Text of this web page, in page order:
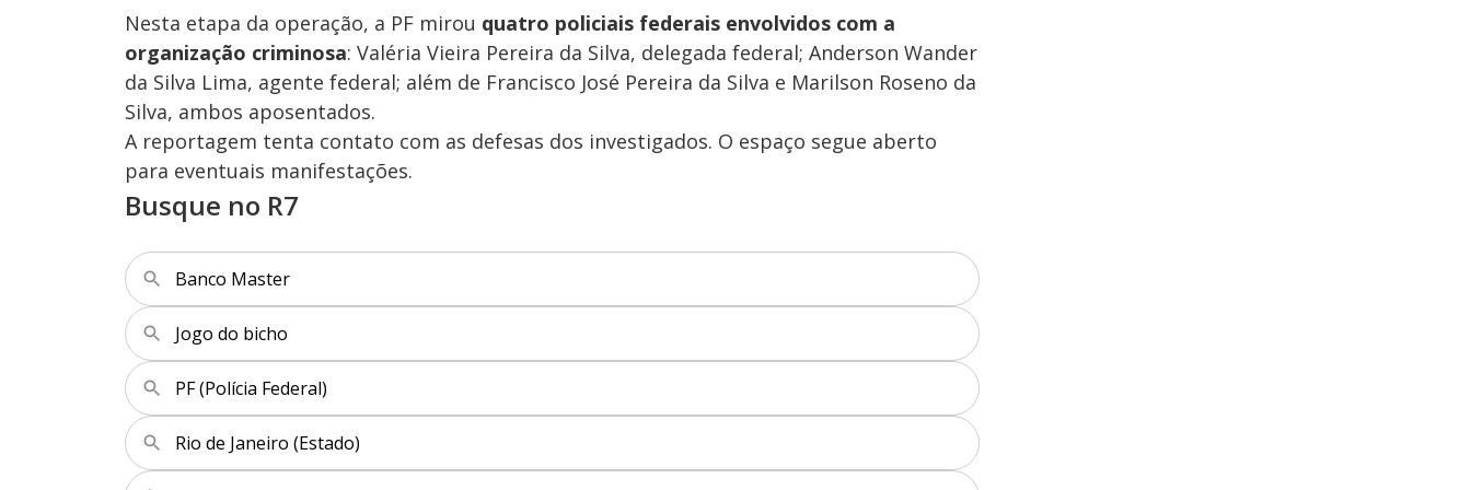
d
e
o
Nesta etapa da operação, a PF mirou quatro policiais federais envolvidos com a
organização criminosa: Valéria Vieira Pereira da Silva, delegada federal; Anderson Wander
da Silva Lima, agente federal; além de Francisco José Pereira da Silva e Marilson Roseno da
Silva, ambos aposentados.
A reportagem tenta contato com as defesas dos investigados. O espaço segue aberto
para eventuais manifestações.
Busque no R7
Banco Master
Jogo do bicho
PF (Polícia Federal)
Rio de Janeiro (Estado)